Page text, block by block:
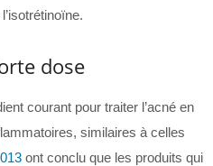
dose
courant pour traiter l’acné en
similaires à celles
ont conclu que les produits qui